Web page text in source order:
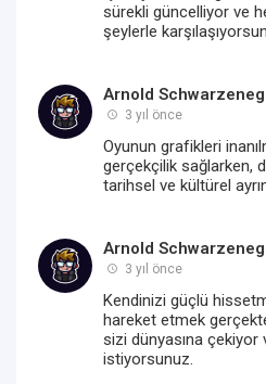
sürekli güncelliyor ve
şeylerle
Arnold
3 yıl önce
Oyunun grafikleri
gerçekçilik sağlarken,
tarihsel ve kültürel
Arnold
3 yıl önce
Kendinizi güçlü
hareket etmek
sizi dünyasına çekiyor
istiyorsunuz.